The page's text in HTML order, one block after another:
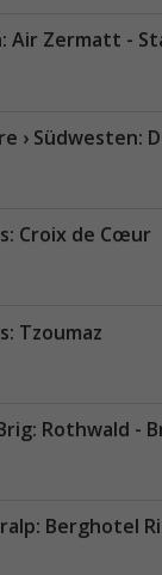
Zermatt - Station -
Domaine Baie-Attitude - Lac
Croix de Cœur
Tzoumaz
Rothwald -
Berghotel